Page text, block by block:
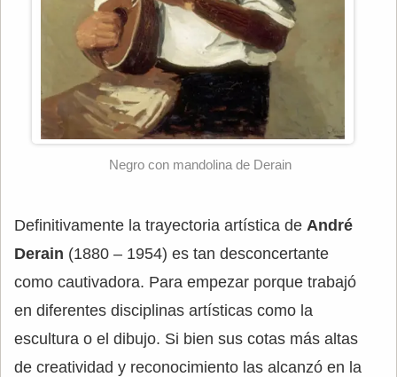
Negro con mandolina de Derain
Definitivamente la trayectoria artística de André
Derain (1880 – 1954) es tan desconcertante
como cautivadora. Para empezar porque trabajó
en diferentes disciplinas artísticas como la
escultura o el dibujo. Si bien sus cotas más altas
de creatividad y reconocimiento las alcanzó en la